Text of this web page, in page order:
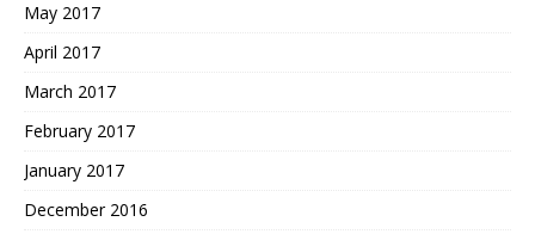
May 2017
April 2017
March 2017
February 2017
January 2017
December 2016